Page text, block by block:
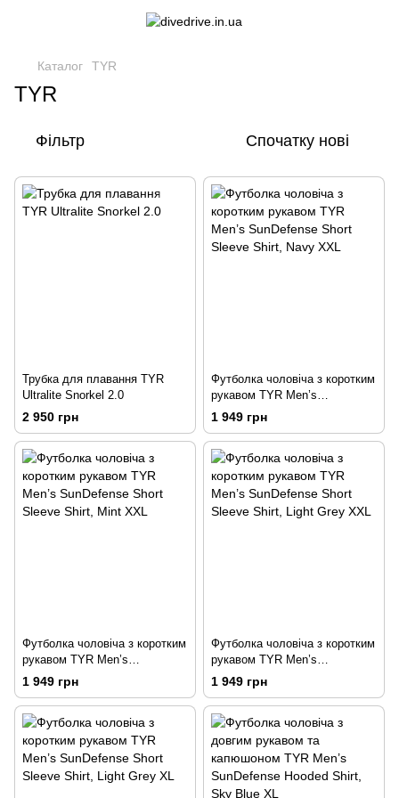
Каталог TYR
TYR
Фільтр Спочатку нові
Трубка для плавання TYR
Ultralite Snorkel 2.0
2 950 грн
Футболка чоловіча з коротким
рукавом TYR Men’s
SunDefense Short Sleeve Shirt,
Navy XXL
1 949 грн
Футболка чоловіча з коротким
рукавом TYR Men’s
SunDefense Short Sleeve Shirt,
Mint XXL
1 949 грн
Футболка чоловіча з коротким
рукавом TYR Men’s
SunDefense Short Sleeve Shirt,
Light Grey XXL
1 949 грн